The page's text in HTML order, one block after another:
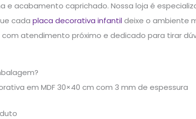
e acabamento caprichado. Nossa loja é
cada placa decorativa infantil deixe o ambiente
atendimento próximo e dedicado para tirar
em MDF 30×40 cm com 3 mm de espessura